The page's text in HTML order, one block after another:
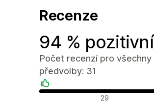
Recenze
94 % pozitivní
Počet recenzí pro všechny
předvolby: 31
Pozitivní recenze29